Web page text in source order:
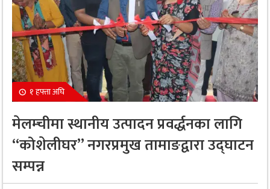
१ हफ्ता अघि
मेलम्चीमा स्थानीय उत्पादन प्रवर्द्धनका लागि
“कोशेलीघर” नगरप्रमुख तामाङद्वारा उद्घाटन
सम्पन्न